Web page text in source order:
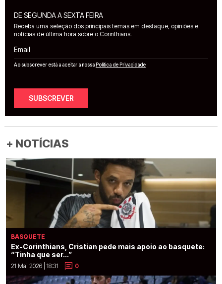
DE SEGUNDA A SEXTA FEIRA
Receba uma seleção dos principais temas em destaque, opiniões e
notícias de última hora sobre o Corinthians.
Email
Ao subscrever está a aceitar a nossaPolítica de Privacidade
SUBSCREVER
+ NOTÍCIAS
BASQUETE
Ex-Corinthians, Cristian pede mais apoio ao basquete:
“Tinha que ser...”
21 Mai 2026 | 18:31 0